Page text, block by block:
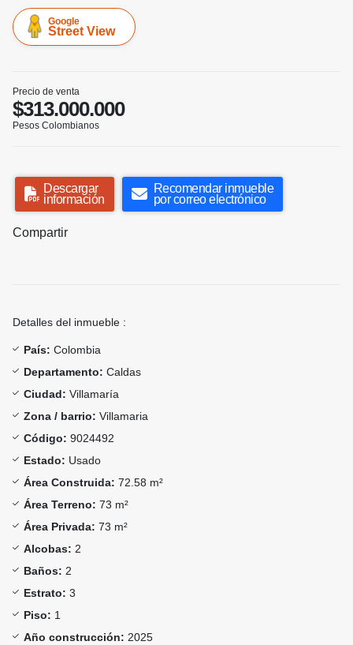
Google
Street View
Precio de venta
$313.000.000
Pesos Colombianos
Descargar
información
Recomendar inmueble
por correo electrónico
Compartir
Detalles del inmueble :
País: Colombia
Departamento: Caldas
Ciudad: Villamaría
Zona / barrio: Villamaria
Código: 9024492
Estado: Usado
Área Construida: 72.58 m²
Área Terreno: 73 m²
Área Privada: 73 m²
Alcobas: 2
Baños: 2
Estrato: 3
Piso: 1
Año construcción: 2025